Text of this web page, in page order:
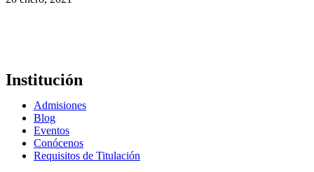
Institución
Admisiones
Blog
Eventos
Conócenos
Requisitos de Titulación